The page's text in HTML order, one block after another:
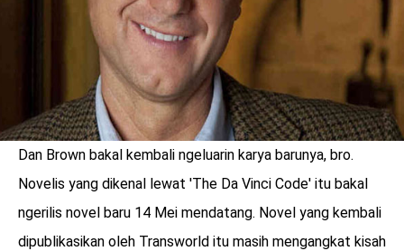
benefit
menarik
Dan Brown bakal kembali ngeluarin karya barunya, bro.
Novelis yang dikenal lewat 'The Da Vinci Code' itu bakal
ngerilis novel baru 14 Mei mendatang. Novel yang kembali
dipublikasikan oleh Transworld itu masih mengangkat kisah